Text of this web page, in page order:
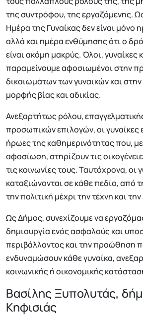
της συντρόφου, της εργαζόμενης.
Ημέρα της Γυναίκας δεν είναι μόνο
αλλά και ημέρα ενθύμησης ότι ο
είναι ακόμη μακρύς. Όλοι, γυναίκες
παραμείνουμε αφοσιωμένοι στην
δικαιωμάτων των γυναικών και
μορφής βίας και αδικίας.
Ανεξαρτήτως ρόλου,
προσωπικών επιλογών, οι γυναίκες
ήρωες της καθημερινότητας που,
αφοσίωση, στηρίζουν τις
τις κοινωνίες τους. Ταυτόχρονα, οι
καταξιώνονται σε κάθε πεδίο, από
την πολιτική μέχρι την τέχνη και
Ως Δήμος, συνεχίζουμε να
δημιουργία ενός ασφαλούς και
περιβάλλοντος και την προώθηση
ενδυναμώσουν κάθε γυναίκα,
κοινωνικής ή οικονομικής
Βασίλης Ξυπολυτάς,
Κηφισιάς